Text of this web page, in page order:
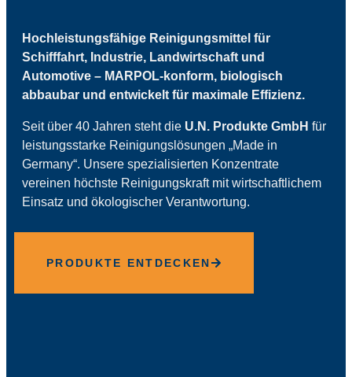
Hochleistungsfähige Reinigungsmittel für
Schifffahrt, Industrie, Landwirtschaft und
Automotive – MARPOL-konform, biologisch
abbaubar und entwickelt für maximale Effizienz.
Seit über 40 Jahren steht die U.N. Produkte GmbH für
leistungsstarke Reinigungslösungen „Made in
Germany“. Unsere spezialisierten Konzentrate
vereinen höchste Reinigungskraft mit wirtschaftlichem
Einsatz und ökologischer Verantwortung.
PRODUKTE ENTDECKEN